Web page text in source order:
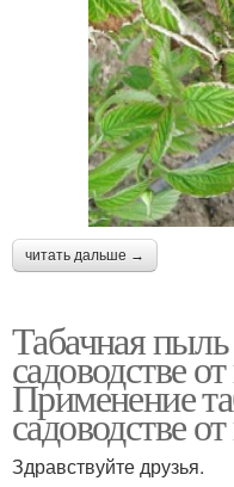
читать дальше →
Табачная
садоводстве
Применение
садоводстве
Здравствуйте друзья.